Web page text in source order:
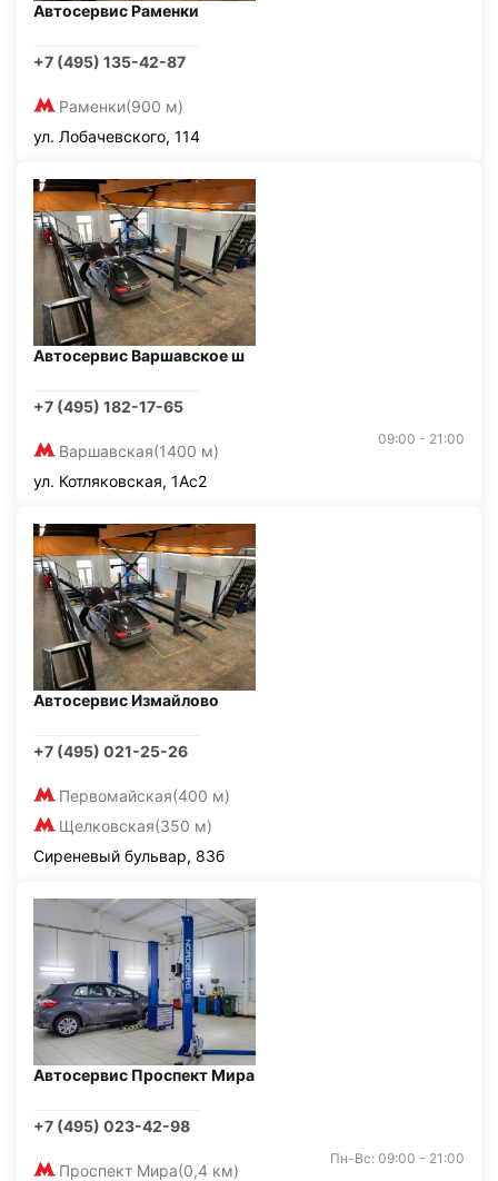
Автосервис Раменки
+7 (495) 135-42-87
Раменки(900 м)
ул. Лобачевского, 114
Автосервис Варшавское ш
+7 (495) 182-17-65
Варшавская(1400 м)
09:00 - 21:00
ул. Котляковская, 1Ас2
Автосервис Измайлово
+7 (495) 021-25-26
Первомайская(400 м)
Щелковская(350 м)
Сиреневый бульвар, 83б
Автосервис Проспект Мира
+7 (495) 023-42-98
Проспект Мира(0,4 км)
Пн-Вс: 09:00 - 21:00